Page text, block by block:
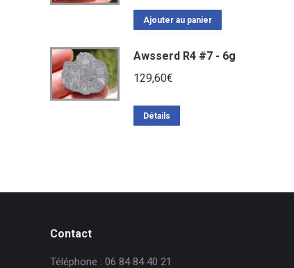
Ajouter au panier
Awsserd R4 #7 - 6g
129,60€
Détails
Contact
Téléphone : 06 84 84 40 21